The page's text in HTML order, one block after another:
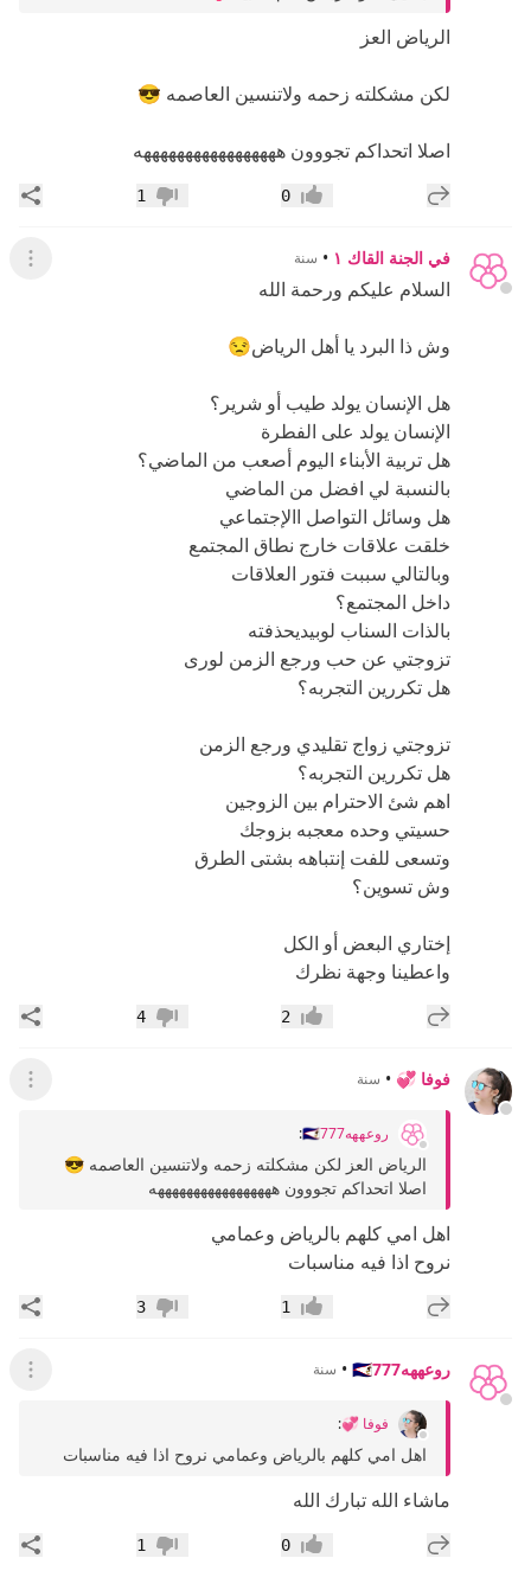
الرياض العز
لكن مشكلته زحمه ولاتنسين العاصمه 😎
اصلا اتحداكم تجووون هههههههههههههههههه
إضافة رد جديد إعجاب0 عدم إعجاب
1
في الجنة القاك ١ • سنة عرض
السلام عليكم ورحمة الله
وش ذا البرد يا أهل الرياض😒
هل الإنسان يولد طيب أو شرير؟
الإنسان يولد على الفطرة
هل تربية الأبناء اليوم أصعب من الماضي؟
بالنسبة لي افضل من الماضي
هل وسائل التواصل االإجتماعي
خلقت علاقات خارج نطاق المجتمع
وبالتالي سببت فتور العلاقات
داخل المجتمع؟
بالذات السناب لوبيديحذفته
تزوجتي عن حب ورجع الزمن لورى
هل تكررين التجربه؟
تزوجتي زواج تقليدي ورجع الزمن
هل تكررين التجربه؟
اهم شئ الاحترام بين الزوجين
حسيتي وحده معجبه بزوجك
وتسعى للفت إنتباهه بشتى الطرق
وش تسوين؟
إختاري البعض أو الكل
واعطينا وجهة نظرك
إضافة رد جديد إعجاب2 عدم إعجاب
4
فوفا 💞 • سنة عرض
روعههه🇸🇦777 :
الرياض العز لكن مشكلته زحمه ولاتنسين العاصمه 😎
اصلا اتحداكم تجووون هههههههههههههههههه
اهل امي كلهم بالرياض وعمامي
نروح اذا فيه مناسبات
إضافة رد جديد إعجاب1 عدم إعجاب
3
روعههه🇸🇦777 • سنة عرض
فوفا 💞:
اهل امي كلهم بالرياض وعمامي نروح اذا فيه مناسبات
ماشاء الله تبارك الله
إضافة رد جديد إعجاب0 عدم إعجاب
1